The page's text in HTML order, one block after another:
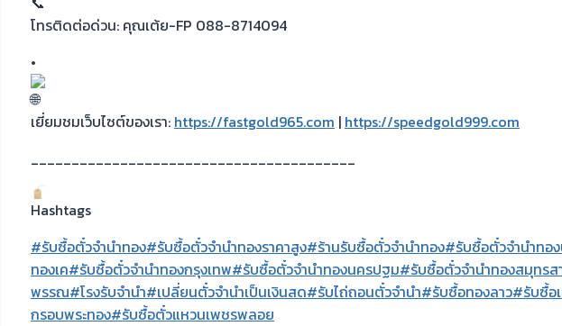
โทรติดต่อด่วน: คุณเต้ย-FP 088-8714094
•
เยี่ยมชมเว็บไซต์ของเรา: https://fastgold965.com | https://speedgold999.com
________________________________________
Hashtags
#รับซื้อตั๋วจำนำทอง#รับซื้อตั๋วจำนำทองราคาสูง#ร้านรับซื้อตั๋วจำนำทอง#รับซื้อตั๋วจำนำทอ
ทองเค#รับซื้อตั๋วจำนำทองกรุงเทพ#รับซื้อตั๋วจำนำทองนครปฐม#รับซื้อตั๋วจำนำทองสมุทรส
พรรณ#โรงรับจำนำ#เปลี่ยนตั๋วจำนำเป็นเงินสด#รับไถ่ถอนตั๋วจำนำ#รับซื้อทองลาว#รับซื้อ
กรอบพระทอง#รับซื้อตั๋วแหวนเพชรพลอย